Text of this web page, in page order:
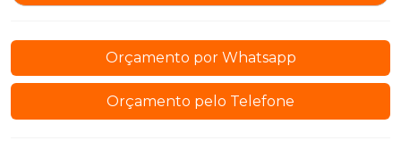
Orçamento por Whatsapp
Orçamento pelo Telefone